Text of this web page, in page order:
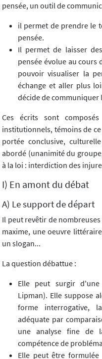
pensée, un outil de
il permet de prendre le
pensée.
Il permet de laisser
pensée évolue au
pouvoir visualiser la
échange et aller plus
décide de communiquer
Ces écrits sont
institutionnels, témoins de
portée conclusive,
abordé (unanimité du
à la loi : interdiction des
I) En amont du débat
A) Le support de départ
Il peut revêtir de
maxime, une oeuvre
un slogan...
La question débattue :
Elle peut surgir
Lipman). Elle suppose
forme interrogative,
adéquate par
une analyse fine de
compétence de
Elle peut être